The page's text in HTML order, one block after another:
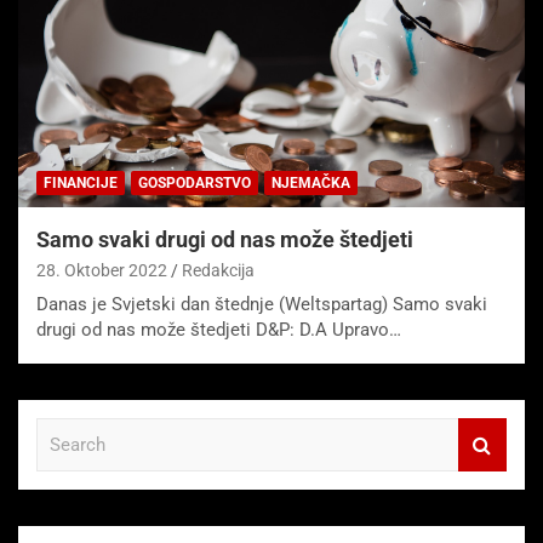
FINANCIJE GOSPODARSTVO NJEMAČKA
Samo svaki drugi od nas može štedjeti
28. Oktober 2022 Redakcija
Danas je Svjetski dan štednje (Weltspartag) Samo svaki
drugi od nas može štedjeti D&P: D.A Upravo…
c